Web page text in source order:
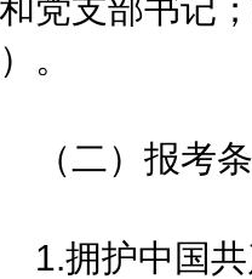
党支部书记
。
二）报考
拥护中国共